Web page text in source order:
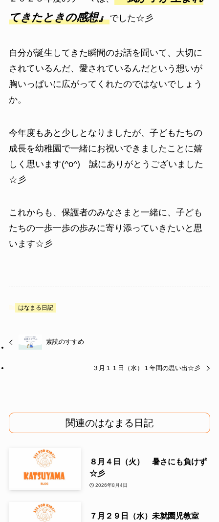
てきたときの感想』でした☆彡
自分が誕生してきた瞬間のお話を聞いて、大切に
されているんだ、愛されているんだという想いが
胸いっぱいに広がってくれたのではないでしょう
か。
今年度もあと少しとなりましたが、子どもたちの
成長を幼稚園で一緒にお祝いできましたことに嬉
しく思います(^o^) 誠にありがとうございました
☆彡
これからも、保護者のみなさまと一緒に、子ども
たちの一歩一歩の歩みに寄り添っていきたいと思
います☆彡
はなまる日記
素読のすすめ
３月１１日（水）１年間の思い出☆彡
関連のはなまる日記
８月４日（火） 暑さにも負けず
☆彡
2026年8月4日
７月２９日（水）未就園児教室